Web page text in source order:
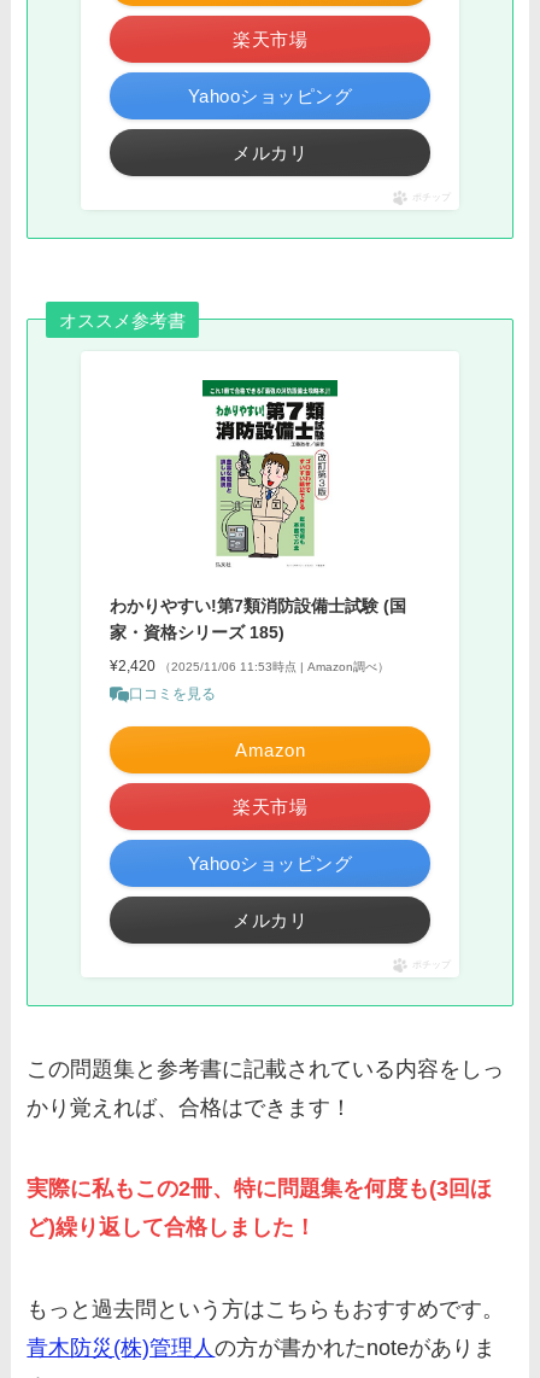
楽天市場
Yahooショッピング
メルカリ
ポチップ
オススメ参考書
わかりやすい!第7類消防設備士試験 (国
家・資格シリーズ 185)
¥2,420 （2025/11/06 11:53時点 | Amazon調べ）
口コミを見る
Amazon
楽天市場
Yahooショッピング
メルカリ
ポチップ
この問題集と参考書に記載されている内容をしっ
かり覚えれば、合格はできます！
実際に私もこの2冊、特に問題集を何度も(3回ほ
ど)繰り返して合格しました！
もっと過去問という方はこちらもおすすめです。
青木防災(株)管理人の方が書かれたnoteがありま